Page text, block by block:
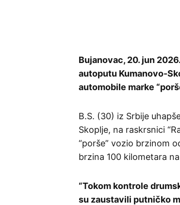
Bujanovac, 20. jun
autoputu Kumanovo-
automobile marke
B.S. (30) iz Srbije
Skoplje, na raskrsnici
“porše” vozio brzinom
brzina 100 kilometara
“Tokom kontrole
su zaustavili putničko